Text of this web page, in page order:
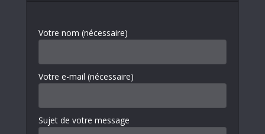
Votre nom (nécessaire)
Votre e-mail (nécessaire)
Sujet de votre message